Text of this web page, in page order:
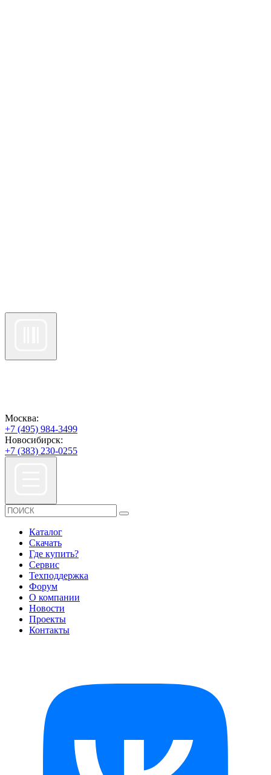
Москва:
+7 (495) 984-3499
Новосибирск:
+7 (383) 230-0255
Каталог
Скачать
Где купить?
Сервис
Техподдержка
Форум
О компании
Новости
Проекты
Контакты